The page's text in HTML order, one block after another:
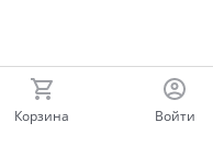
Корзина Войти